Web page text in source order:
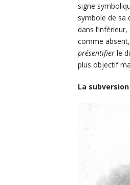
signe
symbole de sa
dans
comme
présentifier le
plus objectif
La